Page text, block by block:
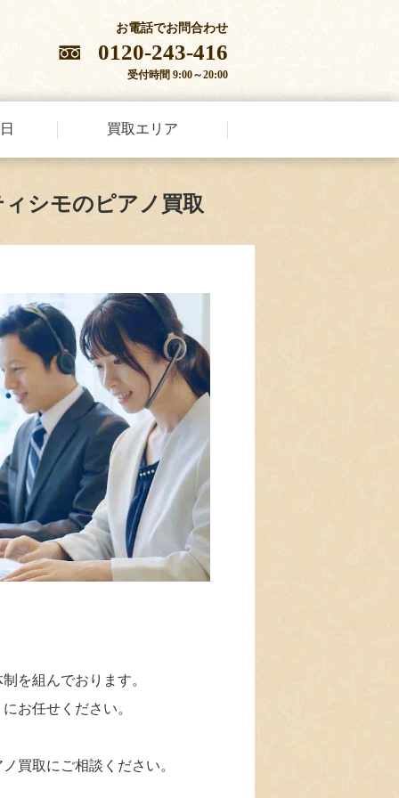
お電話でお問合わせ
0120-243-416
受付時間 9:00～20:00
買取エリア
シモのピアノ買取
を組んでおります。
お任せください。
買取にご相談ください。